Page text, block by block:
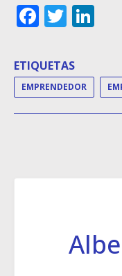
Facebook
ETIQUETAS
EMPRENDEDOR